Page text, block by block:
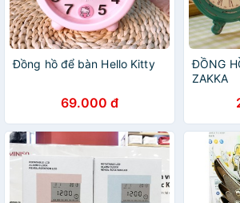
Đồng hồ để bàn Hello Kitty
69.000 đ
ĐỒNG
ZAKKA